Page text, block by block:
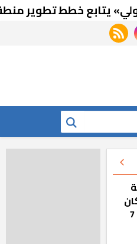
خطط تطوير منطقة "علم
rss feed